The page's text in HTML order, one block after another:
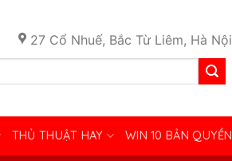
27 Cổ Nhuế, Bắc Từ Liêm, Hà Nội
THỦ THUẬT HAY WIN 10 BẢN QUYỀN